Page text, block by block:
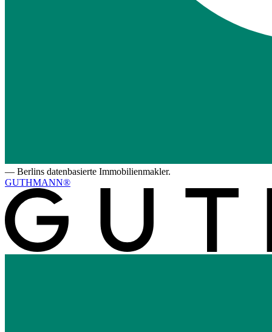
— Berlins datenbasierte Immobilienmakler.
GUTHMANN®